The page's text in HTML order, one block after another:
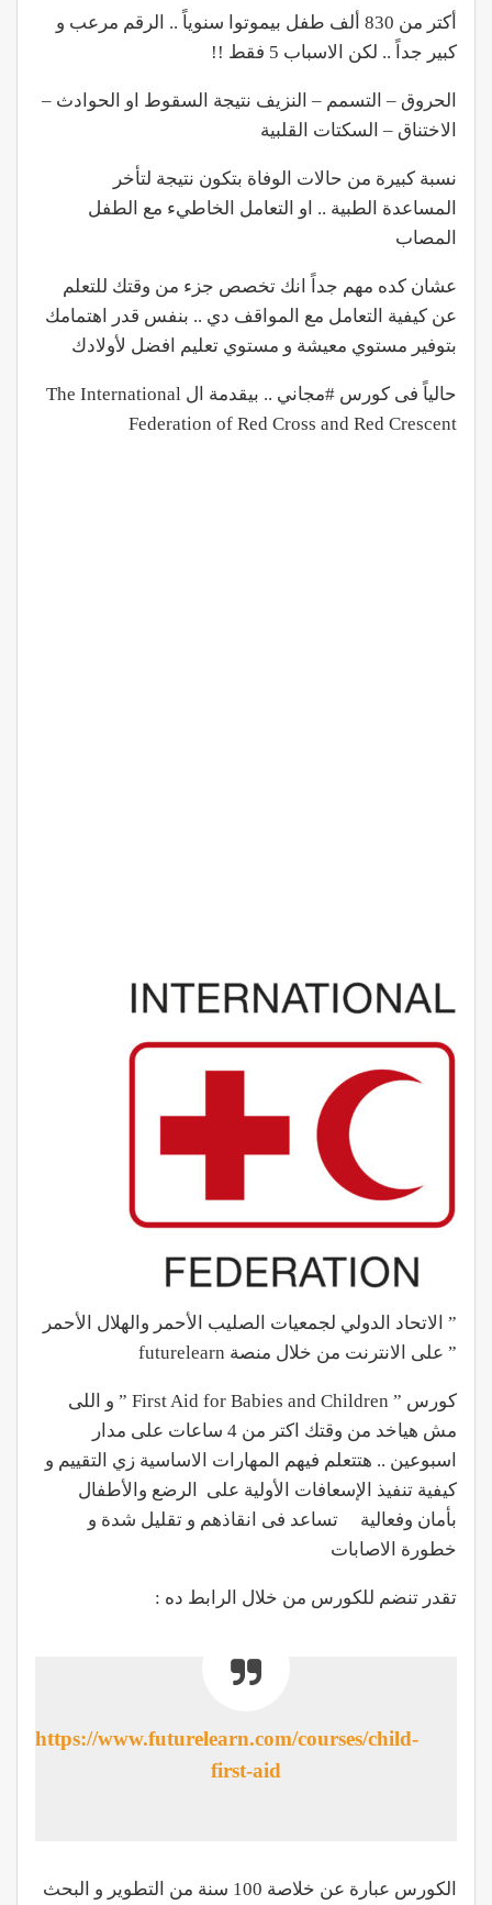
أكتر من 830 ألف طفل بيموتوا سنوياً .. الرقم مرعب و
كبير جداً .. لكن الاسباب 5 فقط !!
الحروق – التسمم – النزيف نتيجة السقوط او الحوادث –
الاختناق – السكتات القلبية
نسبة كبيرة من حالات الوفاة بتكون نتيجة لتأخر
المساعدة الطبية .. او التعامل الخاطيء مع الطفل
المصاب
عشان كده مهم جداً انك تخصص جزء من وقتك للتعلم
عن كيفية التعامل مع المواقف دي .. بنفس قدر اهتمامك
بتوفير مستوي معيشة و مستوي تعليم افضل لأولادك
حالياً فى كورس #مجاني .. بيقدمة ال The International
Federation of Red Cross and Red Crescent
” الاتحاد الدولي لجمعيات الصليب الأحمر والهلال الأحمر
” على الانترنت من خلال منصة futurelearn
كورس ” First Aid for Babies and Children ” و اللى
مش هياخد من وقتك اكتر من 4 ساعات على مدار
اسبوعين .. هتتعلم فيهم المهارات الاساسية زي التقييم و
كيفية تنفيذ الإسعافات الأولية على الرضع والأطفال
بأمان وفعالية تساعد فى انقاذهم و تقليل شدة و
خطورة الاصابات
تقدر تنضم للكورس من خلال الرابط ده :
https://www.futurelearn.com/courses/child-
first-aid
الكورس عبارة عن خلاصة 100 سنة من التطوير و البحث